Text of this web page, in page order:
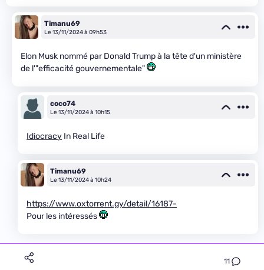
11
Timanu69
Le 13/11/2024 à 09h53
Elon Musk nommé par Donald Trump à la tête d'un ministère
de l'"efficacité gouvernementale"
coco74
Le 13/11/2024 à 10h15
Idiocracy In Real Life
Timanu69
Le 13/11/2024 à 10h24
https://www.oxtorrent.gy/detail/16187-
Pour les intéressés